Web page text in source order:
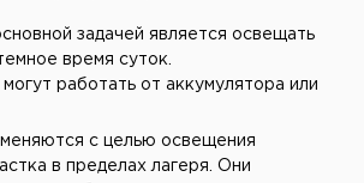
задачей является освещать
время суток.
могут работать от аккумулятора или
с целью освещения
в пределах лагеря. Они